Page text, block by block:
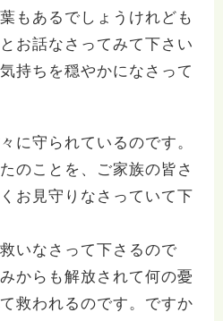
もあるでしょうけれども
お話なさってみて下さい
持ちを穏やかになさって
に守られているのです。
のことを、ご家族の皆さ
お見守りなさっていて下
いなさって下さるので
からも解放されて何の憂
救われるのです。ですか